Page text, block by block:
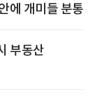
에 개미들 분통
부동산